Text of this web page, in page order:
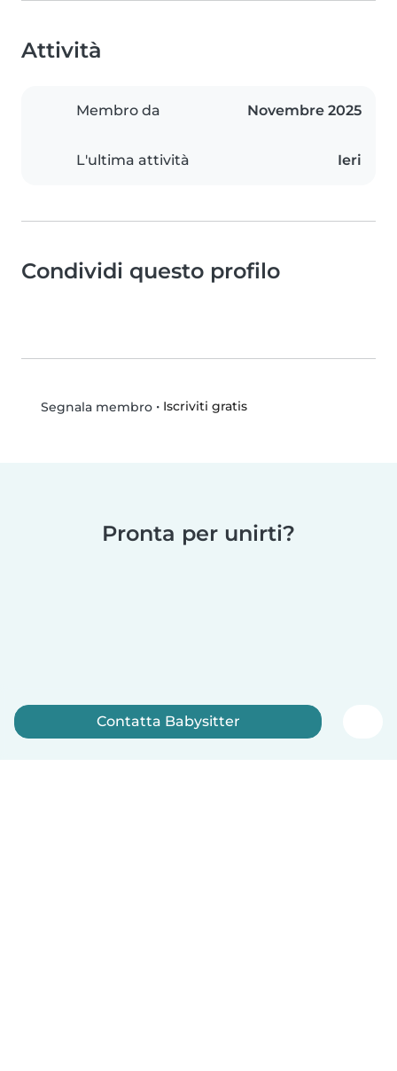
Attività
Membro da Novembre 2025
L'ultima attività Ieri
Condividi questo profilo
Segnala membro• Iscriviti gratis
Pronta per unirti?
Contatta Babysitter